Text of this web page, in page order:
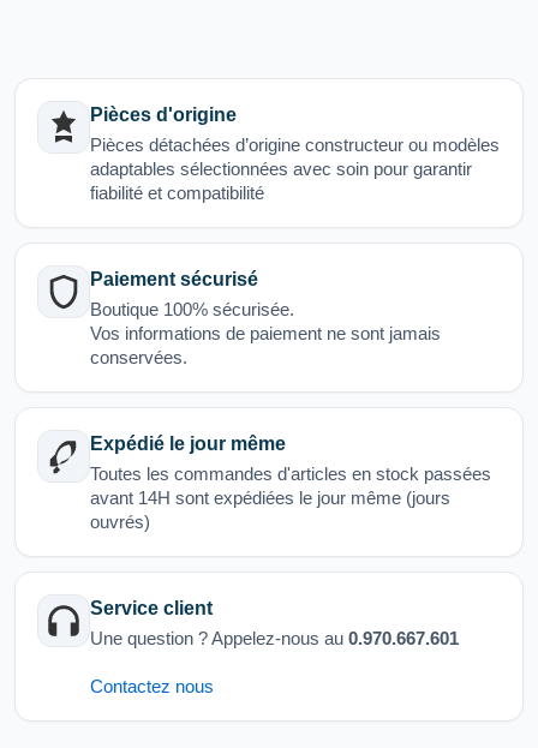
Pièces d'origine
Pièces détachées d’origine constructeur ou modèles
adaptables sélectionnées avec soin pour garantir
fiabilité et compatibilité
Paiement sécurisé
Boutique 100% sécurisée.
Vos informations de paiement ne sont jamais
conservées.
Expédié le jour même
Toutes les commandes d'articles en stock passées
avant 14H sont expédiées le jour même (jours
ouvrés)
Service client
Une question ? Appelez-nous au 0.970.667.601
Contactez nous